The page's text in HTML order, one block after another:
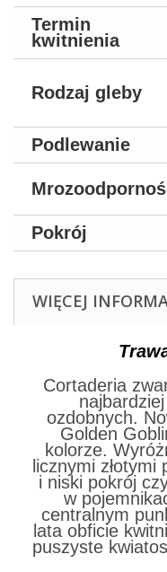
Termin
kwitnienia
Rodzaj gleby
Podlewanie
Pokrój
WIĘCEJ
Cortaderia
ozdobnych.
Golden
kolorze.
licznymi złotymi
i niski pokrój
w
centralnym
lata obficie
puszyste